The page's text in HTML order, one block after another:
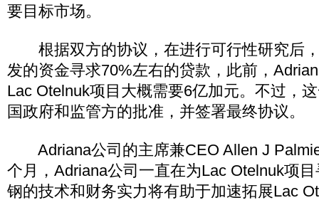
要目标市场。
根据双方的协议，在进行可行性研究后
发的资金寻求70%左右的贷款，此前，
Lac Otelnuk项目大概需要6亿加元。不过，
国政府和监管方的批准，并签署最终协议。
Adriana公司的主席兼CEO Allen J
个月，Adriana公司一直在为Lac Otelnuk项
钢的技术和财务实力将有助于加速拓展Lac